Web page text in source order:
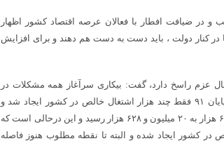
در ضیافت افطار با فعالان عرصه اقتصاد کشور اظهار
در کنار دولت ، باید دست به دست هم دهند و برای افزایش
عزم راسخ دارد، گفت: بیکاری سرآغاز همه مشکلات در
جامعه است. متاسفانه طی یک دوره هفت ساله ۸۵ تا پایان ۹۱ فقط چند هزار اشتغال خالص در کشور ایجاد شد و
میزان اشتغال ما طی آن دوره زمانی از ۲۰ میلیون و ۶۱۹ هزار به ۲۰ میلیون و ۶۲۸ هزار رسید و این درحالی است که
حدود ۴۵۰ هزار اشتغال خالص در کشور ایجاد شده و البته تا نقطه مطلوب هنوز فاصله